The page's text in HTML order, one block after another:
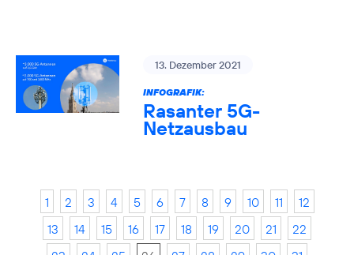
13. Dezember 2021
INFOGRAFIK:
Rasanter 5G-
Netzausbau
1 2 3 4 5 6 7 8 9 10 11
12
13
14 15 16 17 18 19 20 21
22